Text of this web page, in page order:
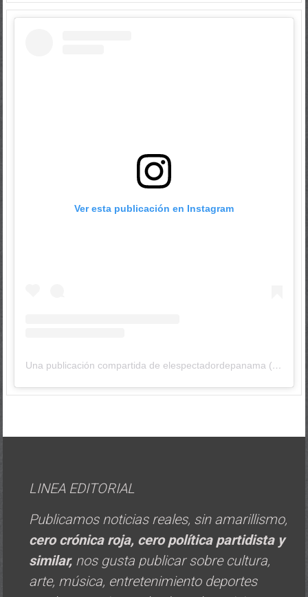
Ver esta publicación en Instagram
Una publicación compartida de elespectadordepanama (@elespectadordepanama)
LINEA EDITORIAL
Publicamos noticias reales, sin amarillismo,
cero crónica roja, cero política partidista y
similar, nos gusta publicar sobre cultura,
arte, música, entretenimiento deportes